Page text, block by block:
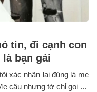
tin, đi cạnh con
bạn gái
xác nhận lại đúng là mẹ
cậu nhưng tớ chỉ gọi ...